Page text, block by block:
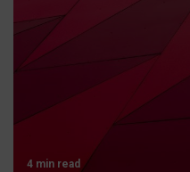
4 min read